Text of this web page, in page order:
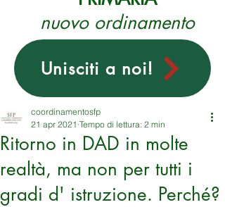
nuovo ordinamento
Unisciti a noi!
Ritorno in DAD in molte
realtà, ma non per tutti i
gradi d' istruzione. Perché?
coordinamentosfp
21 apr 2021 Tempo di lettura: 2 min